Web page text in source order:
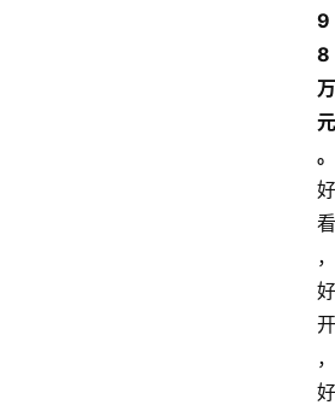
9
8
万
元
。
好
看
，
好
开
，
好